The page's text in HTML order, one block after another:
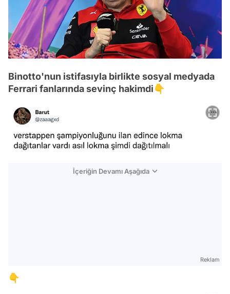
Binotto'nun istifasıyla birlikte sosyal medyada
Ferrari fanlarında sevinç hakimdi👇
İçeriğin Devamı Aşağıda
Reklam
👇